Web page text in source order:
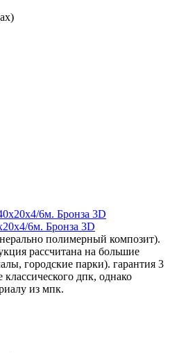
6м. Бронза 3D
полимерный композит).
рассчитана на большие
городские парки). гарантия 3
дпк, однако
из мпк.